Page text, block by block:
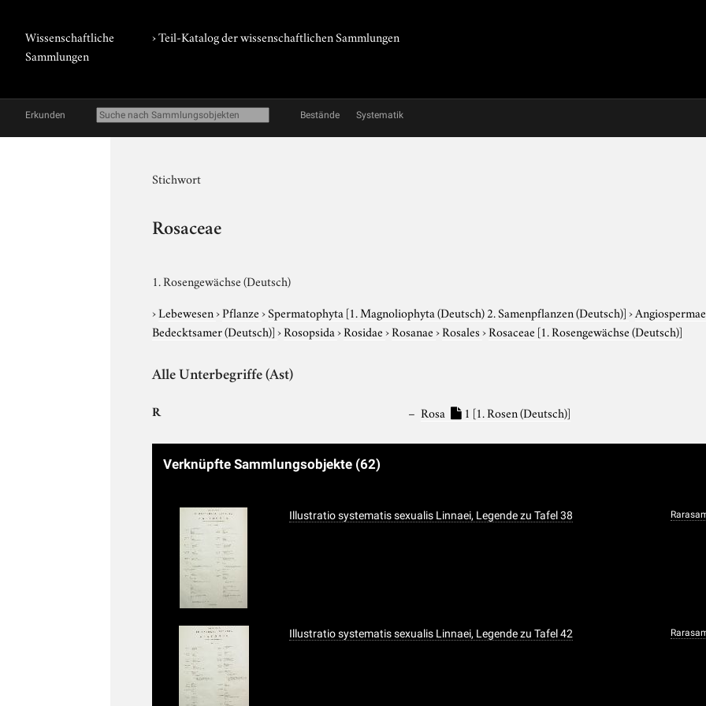
Wissenschaftliche
Sammlungen
› Teil-Katalog der wissenschaftlichen Sammlungen
Erkunden Bestände Systematik
Stichwort
Rosaceae
1. Rosengewächse (Deutsch)
›Lebewesen›Pflanze›Spermatophyta [1. Magnoliophyta (Deutsch) 2. Samenpflanzen (Deutsch)]›Angiospermae
Bedecktsamer (Deutsch)]›Rosopsida›Rosidae›Rosanae›Rosales›Rosaceae [1. Rosengewächse (Deutsch)]
Alle Unterbegriffe (Ast)
R Rosa 1 [1. Rosen (Deutsch)]
Verknüpfte Sammlungsobjekte (62)
Illustratio systematis sexualis Linnaei, Legende zu Tafel 38
Illustratio systematis sexualis Linnaei, Legende zu Tafel 42